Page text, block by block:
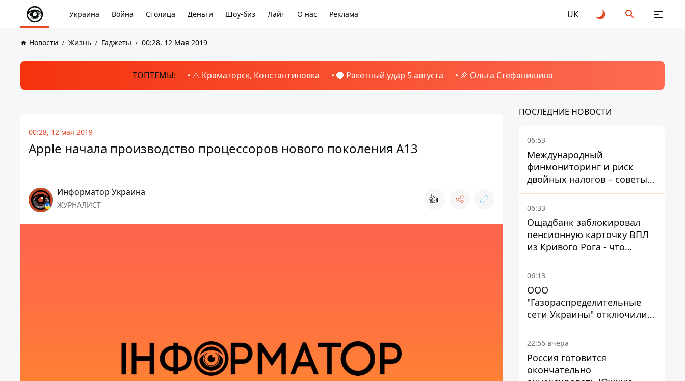
Украина Война Столица Деньги Шоу-биз Лайт О нас Реклама UK
Новости Жизнь Гаджеты 00:28, 12 Мая 2019
ТОПТЕМЫ: ⚠️ Краматорск, Константиновка 🔴 Ракетный удар 5 августа 🔎 Ольга Стефанишина
00:28, 12 мая 2019
Apple начала производство процессоров нового поколения A13
Информатор Украина
ЖУРНАЛИСТ 👍
ПОСЛЕДНИЕ НОВОСТИ
06:53
Международный
финмониторинг и риск
двойных налогов – советы
украинцам в Польше
06:33
Ощадбанк заблокировал
пенсионную карточку ВПЛ
из Кривого Рога - что
решил суд
06:13
ООО
"Газораспределительные
сети Украины" отключили
львовянке газ - что решил
суд
22:56 вчера
Россия готовится
окончательно